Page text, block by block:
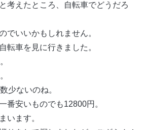
考えたところ、自転車でどうだろ
でいいかもしれません。
転車を見に行きました。
少ないのね。
番安いものでも12800円。
います。